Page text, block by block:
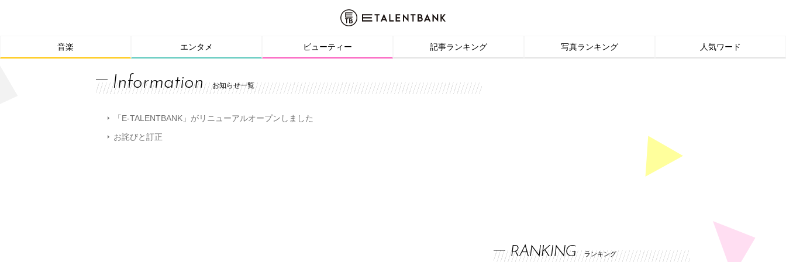
音楽 エンタメ ビューティー 記事ランキング 写真ランキング 人気ワード
Information お知らせ一覧
「E-TALENTBANK」がリニューアルオープンしました
お詫びと訂正
RANKING ランキング